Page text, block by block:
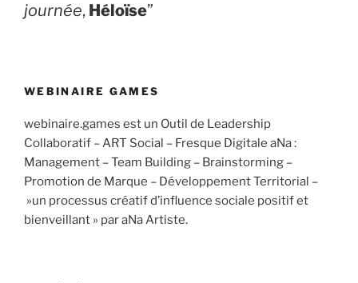
journée, Héloïse”
WEBINAIRE GAMES
webinaire.games est un Outil de Leadership
Collaboratif – ART Social – Fresque Digitale aNa :
Management – Team Building – Brainstorming –
Promotion de Marque – Développement Territorial –
»un processus créatif d’influence sociale positif et
bienveillant » par aNa Artiste.